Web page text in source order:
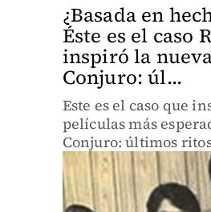
¿Basada en
Éste es el caso
inspiró la
Conjuro: úl...
Este es el caso que
películas más
Conjuro: últimos